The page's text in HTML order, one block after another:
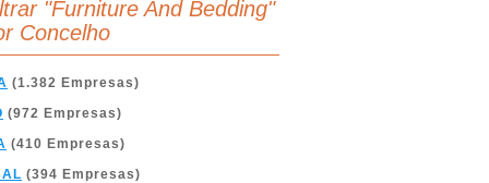
"Furniture And Bedding"
Concelho
(1.382 Empresas)
(972 Empresas)
(410 Empresas)
(394 Empresas)